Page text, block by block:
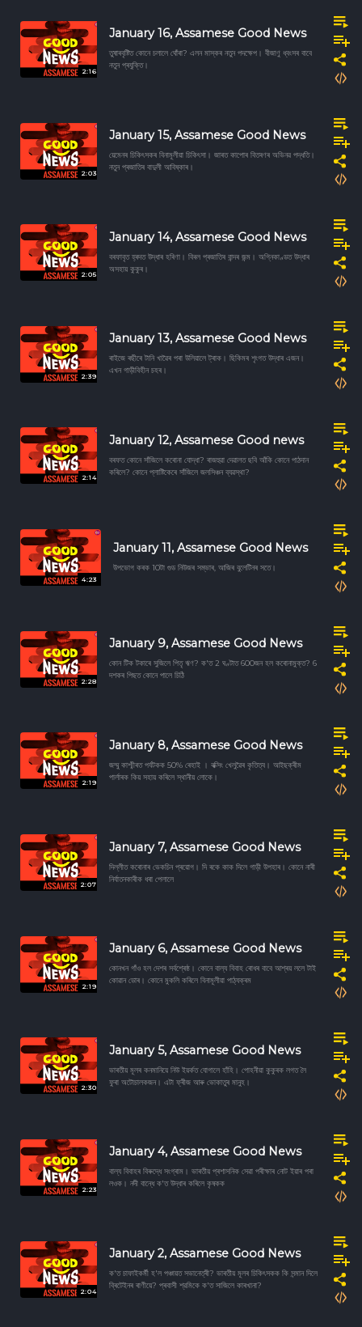
2:16
January 16, Assamese Good News
তুষাৰবৃষ্টিত কোনে চলালে ঘোঁৰা? এলন মাস্কৰ নতুন পদক্ষেপ। বীজাণু ধ্বংসৰ বাবে
নতুন প্ৰযুক্তি।
2:03
January 15, Assamese Good News
য়েমেনৰ চিকিৎসকৰ বিনামূলীয়া চিকিৎসা। জাৰত কাপোৰ বিতৰণৰ অভিনৱ পদ্ধতি।
নতুন প্ৰজাতিৰ বাদুলী আবিষ্কাৰ।
2:05
January 14, Assamese Good News
বৰফাবৃত হ্ৰদত উদ্ধাৰ হৰিণা। বিৰল প্ৰজাতিৰ বান্দৰ জন্ম। অগ্নিকাণ্ডত উদ্ধাৰ
অসহায় কুকুৰ।
2:39
January 13, Assamese Good News
ৰাইজে ৰছীৰে টানি খাৱৈৰ পৰা উলিয়ালে ট্ৰাক। ছিকিমৰ শৃংগত উদ্ধাৰ এজন।
এখন গাড়ীবিহীন চহৰ।
2:14
January 12, Assamese Good news
বৰফত কোনে সাঁজিলে কৰোনা যোদ্ধা? ৰাজহুৱা দেৱালত ছবি আঁকি কোনে পাঠদান
কৰিলে? কোনে প্লাষ্টিকেৰে সাঁজিলে জলসিঞ্চন ব্যৱস্থা?
4:23
January 11, Assamese Good News
উপভোগ কৰক 10টা গুড নিউজৰ সম্ভাৰ, আজিৰ বুলেটিনৰ সতে।
2:28
January 9, Assamese Good News
কোন টিক টকাৰে সুজিলে পিতৃ ঋণ? ক'ত 2 ঘণ্টাত 600জন হল কৰোনামুক্ত? 6
দশকৰ পিছত কোনে পালে চিঠি
2:19
January 8, Assamese Good News
জম্মু কাশ্মীৰত পৰ্যটকক 50% ৰেহাই । বক্সিং খেলুৱৈৰ কৃতিত্ব। আইছক্ৰীম
পাৰ্লাৰক কিয় সহায় কৰিলে স্থানীয় লোকে।
2:07
January 7, Assamese Good News
দিল্লীত কৰোনাৰ ভেকচিন প্ৰয়োগ। দি ৰকে কাক দিলে গাড়ী উপহাৰ। কোনে নাৰী
নিৰ্যাতনকাৰীক ধৰা পেলালে
2:19
January 6, Assamese Good News
কোনখন গাঁও হল দেশৰ সৰ্বশ্ৰেষ্ঠ। কোনে বাল্য বিবাহ ৰোধৰ বাবে আশ্ৰয় ললে টাই
কোৱান ডোৰ। কোনে মুকলি কৰিলে বিনামূলীয়া পাঠ্যক্ৰম
2:30
January 5, Assamese Good News
ভাৰতীয় মূলৰ কনমানিয়ে নিউ ইয়ৰ্কত যোগালে হাঁহি। পোহনীয়া কুকুৰক লগত লৈ
ফুৰা অটোচালকজন। এটা ফ্ৰীজ আৰু ভোকাতুৰ মানুহ।
2:23
January 4, Assamese Good News
বাল্য বিবাহৰ বিৰুদ্ধে সংগ্ৰাম। ভাৰতীয় প্ৰশাসনিক সেৱা পৰীক্ষাৰ নোট ইয়াৰ পৰা
লওক। নদী বান্ধে ক'ত উদ্ধাৰ কৰিলে কৃষকক
2:04
January 2, Assamese Good News
ক'ত চাফাইকর্মী হ'ল পঞ্চায়ত সভানেত্ৰী? ভাৰতীয় মূলৰ চিকিৎসকক কি সন্মান দিলে
ব্ৰিটেইনৰ ৰাণীয়ে? প্ৰবাসী শ্রমিকে ক'ত সাজিলে কাৰখানা?